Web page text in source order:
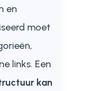
en
moet
links. Een
kan